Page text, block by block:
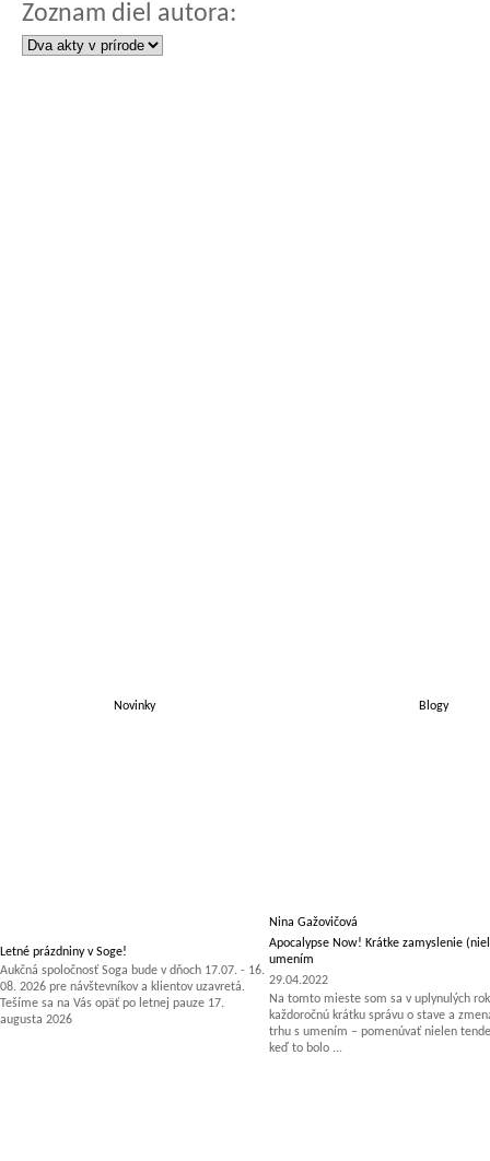
Zoznam diel autora:
Novinky Blogy
Letné prázdniny v Soge!
Aukčná spoločnosť Soga bude v dňoch 17.07. - 16.
08. 2026 pre návštevníkov a klientov uzavretá.
Tešíme sa na Vás opäť po letnej pauze 17.
augusta 2026
Nina Gažovičová
Apocalypse Now! Krátke zamyslenie
umením
29.04.2022
Na tomto mieste som sa v uplynulých
každoročnú krátku správu o stave a
trhu s umením – pomenúvať nielen
keď to bolo ...